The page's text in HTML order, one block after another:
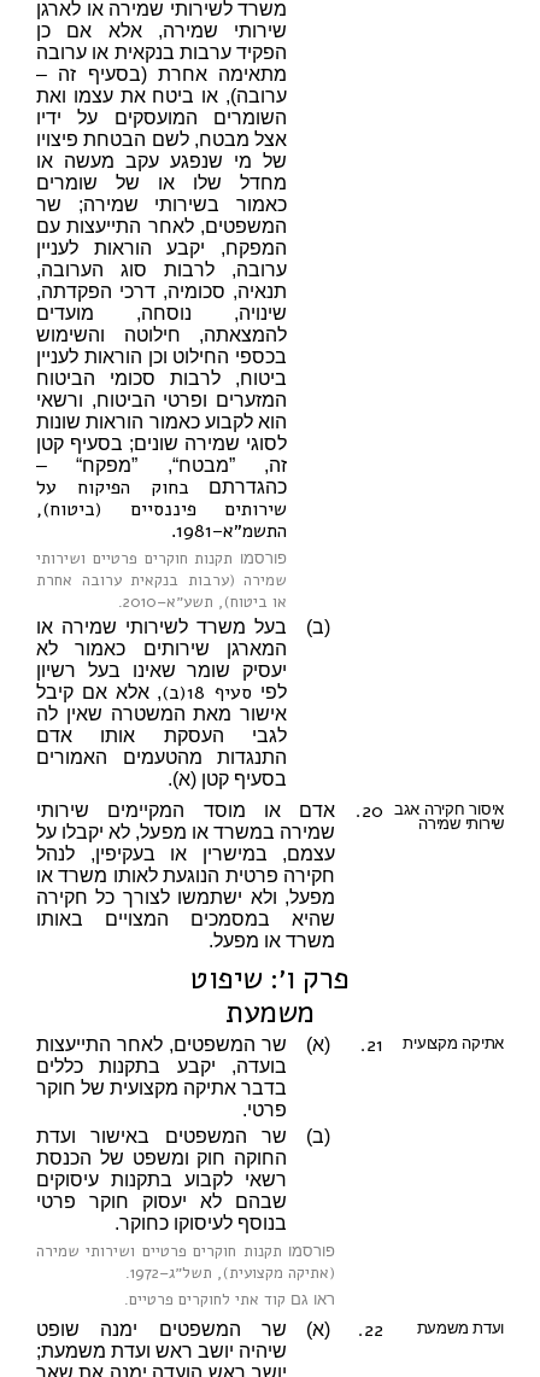
משרד לשירותי שמירה או לארגן
שירותי שמירה, אלא אם כן
הפקיד ערבות בנקאית או ערובה
מתאימה אחרת (בסעיף זה –
ערובה), או ביטח את עצמו ואת
השומרים המועסקים על ידיו
אצל מבטח, לשם הבטחת פיצויו
של מי שנפגע עקב מעשה או
מחדל שלו או של שומרים
כאמור בשירותי שמירה; שר
המשפטים, לאחר התייעצות עם
המפקח, יקבע הוראות לעניין
ערובה, לרבות סוג הערובה,
תנאיה, סכומיה, דרכי הפקדתה,
שינויה, נוסחה, מועדים
להמצאתה, חילוטה והשימוש
בכספי החילוט וכן הוראות לעניין
ביטוח, לרבות סכומי הביטוח
המזערים ופרטי הביטוח, ורשאי
הוא לקבוע כאמור הוראות שונות
לסוגי שמירה שונים; בסעיף קטן
זה, ”מבטח“, ”מפקח“ –
כהגדרתם בחוק הפיקוח על
שירותים פיננסיים (ביטוח),
התשמ״א–1981
.
פורסמו תקנות חוקרים פרטיים ושירותי
שמירה (ערבות בנקאית ערובה אחרת
או ביטוח), תשע״א–2010
.
(ב)
בעל משרד לשירותי שמירה או
המארגן שירותים כאמור לא
יעסיק שומר שאינו בעל רשיון
לפי סעיף 18(ב)
, אלא אם קיבל
אישור מאת המשטרה שאין לה
לגבי העסקת אותו אדם
התנגדות מהטעמים האמורים
בסעיף קטן (א).
20.
איסור חקירה אגב
שירותי שמירה
אדם או מוסד המקיימים שירותי
שמירה במשרד או מפעל, לא יקבלו על
עצמם, במישרין או בעקיפין, לנהל
חקירה פרטית הנוגעת לאותו משרד או
מפעל, ולא ישתמשו לצורך כל חקירה
שהיא במסמכים המצויים באותו
משרד או מפעל.
פרק ו׳: שיפוט
משמעת
21. אתיקה מקצועית (א)
שר המשפטים, לאחר התייעצות
בועדה, יקבע בתקנות כללים
בדבר אתיקה מקצועית של חוקר
פרטי.
(ב)
שר המשפטים באישור ועדת
החוקה חוק ומשפט של הכנסת
רשאי לקבוע בתקנות עיסוקים
שבהם לא יעסוק חוקר פרטי
בנוסף לעיסוקו כחוקר.
פורסמו תקנות חוקרים פרטיים ושירותי שמירה
(אתיקה מקצועית), תשל״ג–1972
.
ראו גם קוד אתי לחוקרים פרטיים.
22. ועדת משמעת (א)
שר המשפטים ימנה שופט
שיהיה יושב ראש ועדת משמעת;
יושב ראש הועדה ימנה את שאר